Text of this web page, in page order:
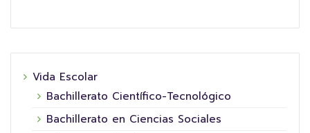
Vida Escolar
Bachillerato Científico-Tecnológico
Bachillerato en Ciencias Sociales